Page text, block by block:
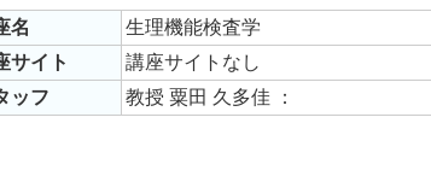
名
生理機能検査学
サイト
講座サイトなし
ッフ
教授 粟田 久多佳 ：